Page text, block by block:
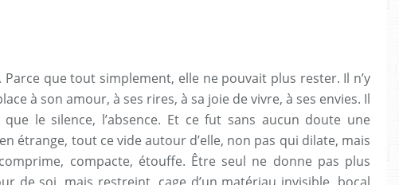
Parce que tout simplement, elle ne pouvait plus rester. Il n’y
à son amour, à ses rires, à sa joie de vivre, à ses envies. Il
que le silence, l’absence. Et ce fut sans aucun doute une
étrange, tout ce vide autour d’elle, non pas qui dilate, mais
compacte, étouffe. Être seul ne donne pas plus